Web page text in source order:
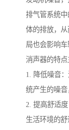
排气管系统
体的排放，
局也会影响车
消声器的特点
1. 降低噪音
统产生的噪音
2. 提高舒适
生活环境的舒